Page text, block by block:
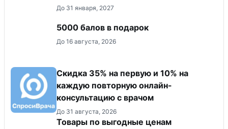
До 31 января, 2027
5000 балов в подарок
До 16 августа, 2026
Скидка 35% на первую и 10% на
каждую повторную онлайн-
консультацию с врачом
До 31 августа, 2026
Товары по выгодные ценам